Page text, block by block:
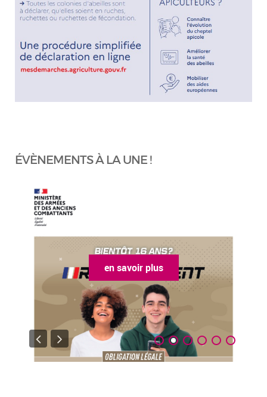
ÉVÈNEMENTS À LA UNE !
en savoir plus